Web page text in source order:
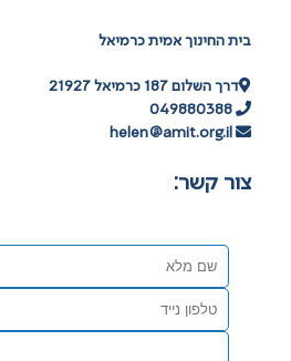
בית החינוך אמית כרמיאל
דרך השלום 187 כרמיאל 21927
049880388
helen@amit.org.il
צור קשר: